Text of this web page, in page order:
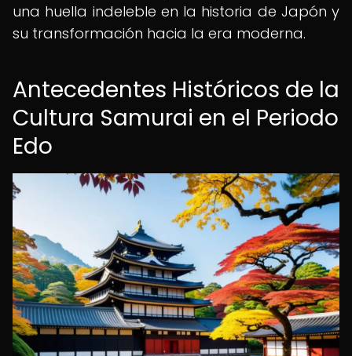
una huella indeleble en la historia de Japón y
su transformación hacia la era moderna.
Antecedentes Históricos de la
Cultura Samurai en el Periodo
Edo